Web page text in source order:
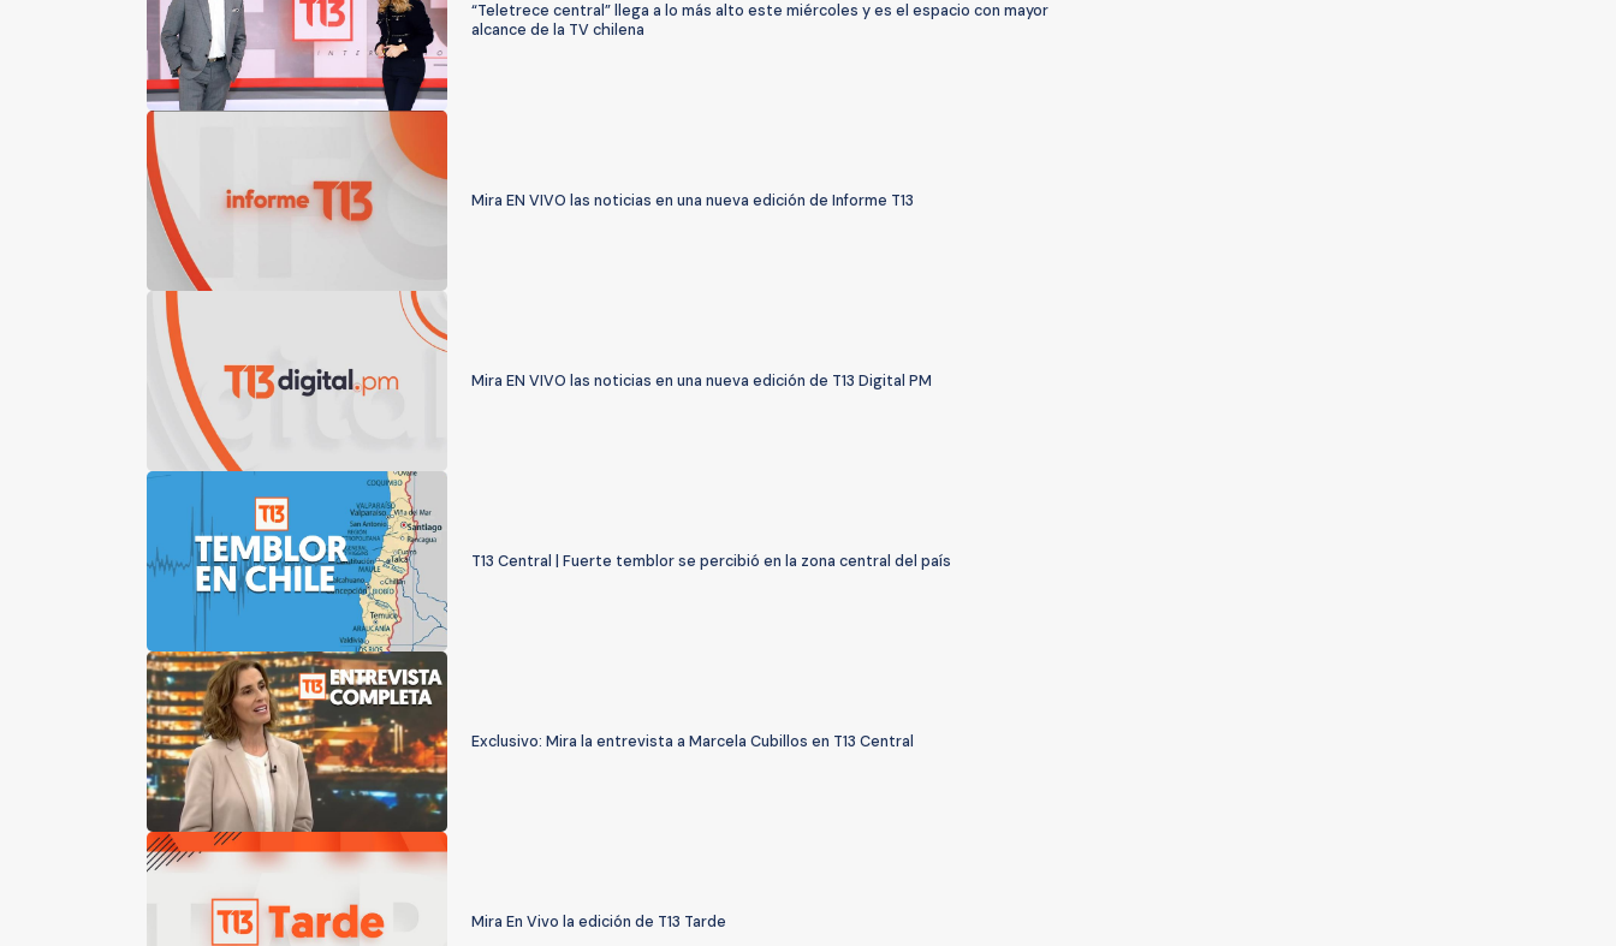
“Teletrece central” llega a lo más alto este miércoles y es el espacio con mayor
alcance de la TV chilena
Mira EN VIVO las noticias en una nueva edición de Informe T13
Mira EN VIVO las noticias en una nueva edición de T13 Digital PM
T13 Central | Fuerte temblor se percibió en la zona central del país
Exclusivo: Mira la entrevista a Marcela Cubillos en T13 Central
Mira En Vivo la edición de T13 Tarde